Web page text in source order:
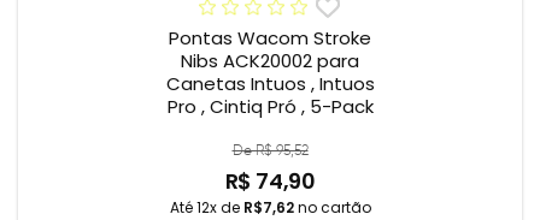
Pontas Wacom Stroke
Nibs ACK20002 para
Canetas Intuos , Intuos
Pro , Cintiq Pró , 5-Pack
De R$ 95,52
R$ 74,90
Até 12x de R$7,62no cartão